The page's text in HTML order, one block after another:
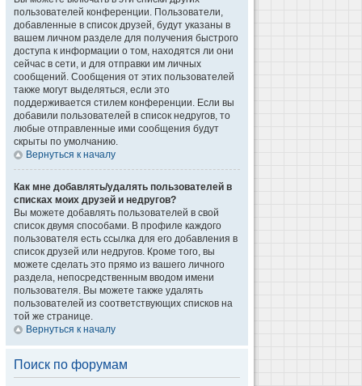
пользователей конференции. Пользователи,
добавленные в список друзей, будут указаны в
вашем личном разделе для получения быстрого
доступа к информации о том, находятся ли они
сейчас в сети, и для отправки им личных
сообщений. Сообщения от этих пользователей
также могут выделяться, если это
поддерживается стилем конференции. Если вы
добавили пользователей в список недругов, то
любые отправленные ими сообщения будут
скрыты по умолчанию.
Вернуться к началу
Как мне добавлять/удалять пользователей в
списках моих друзей и недругов?
Вы можете добавлять пользователей в свой
список двумя способами. В профиле каждого
пользователя есть ссылка для его добавления в
список друзей или недругов. Кроме того, вы
можете сделать это прямо из вашего личного
раздела, непосредственным вводом имени
пользователя. Вы можете также удалять
пользователей из соответствующих списков на
той же странице.
Вернуться к началу
Поиск по форумам